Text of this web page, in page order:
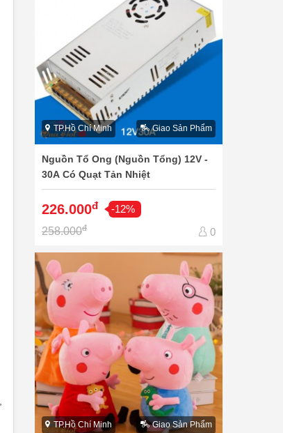
TP.Hồ Chí Minh Giao Sản Phẩm
Nguồn Tổ Ong (Nguồn Tổng) 12V -
30A Có Quạt Tản Nhiệt
226.000đ
-12%
258.000đ 0
TP.Hồ Chí Minh Giao Sản Phẩm